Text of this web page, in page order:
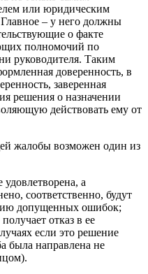
или юридическим
– у него должны
о факте
полномочий по
руководителя. Таким
доверенность, в
заверенная
решения о назначении
действовать ему от
жалобы возможен один из
а
соответственно, будут
допущенных ошибок;
отказ в ее
если это решение
была направлена не